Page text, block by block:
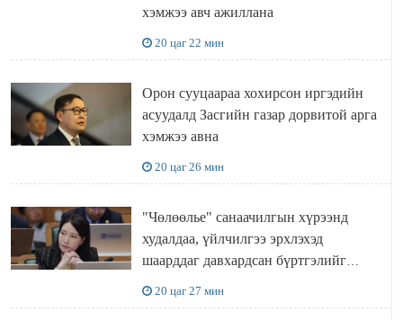
хэмжээ авч ажиллана
20 цаг 22 мин
Орон сууцаараа хохирсон иргэдийн
асуудалд Засгийн газар дорвитой арга
хэмжээ авна
20 цаг 26 мин
"Чөлөөлье" санаачилгын хүрээнд
худалдаа, үйлчилгээ эрхлэхэд
шаарддаг давхардсан бүртгэлийг
20 цаг 27 мин